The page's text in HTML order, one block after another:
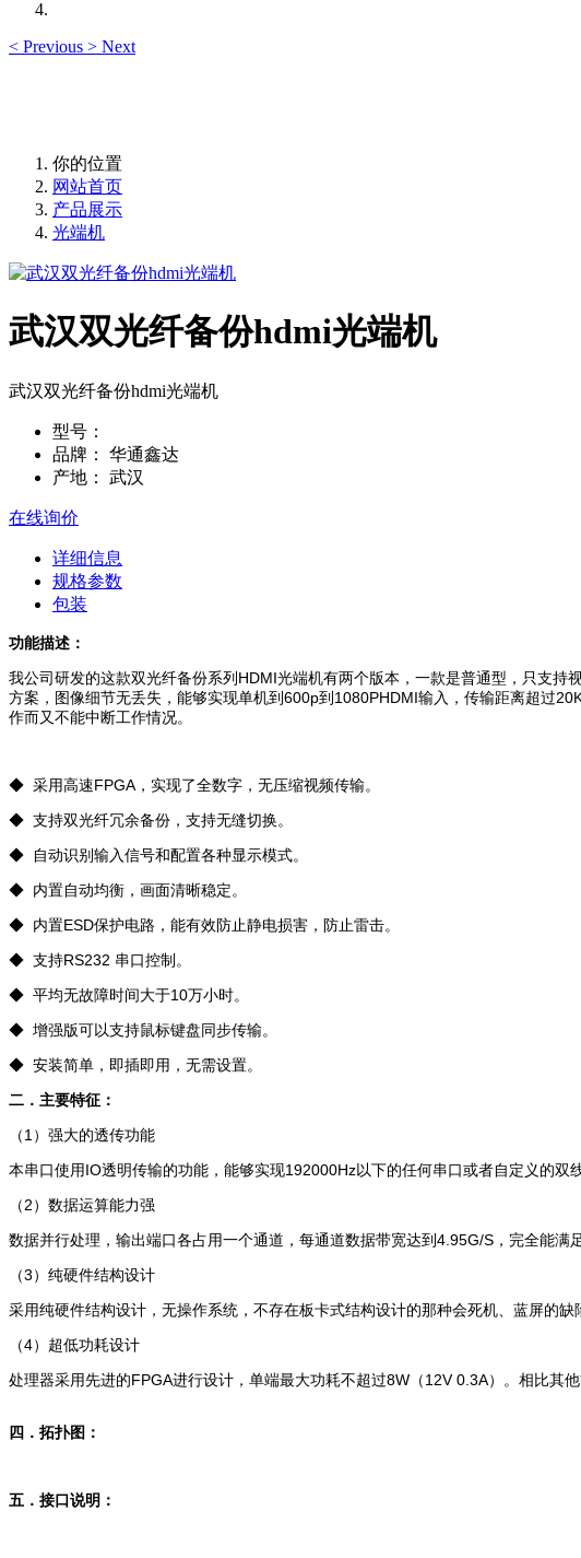
< Previous > Next
你的位置
网站首页
产品展示
光端机
武汉双光纤备份hdmi光端机
武汉双光纤备份hdmi光端机
型号：
品牌：
华通鑫达
产地：
武汉
在线询价
详细信息
规格参数
包装
功能描述：
我公司研发的这款双光纤备份系列HDMI光端机有两个版本，一款是普通型，只支
方案，图像细节无丢失，能够实现单机到600p到1080PHDMI输入，传输距离超过
作而又不能中断工作情况。
◆ 采用高速FPGA，实现了全数字，无压缩视频传输。
◆ 支持双光纤冗余备份，支持无缝切换。
◆ 自动识别输入信号和配置各种显示模式。
◆ 内置自动均衡，画面清晰稳定。
◆ 内置ESD保护电路，能有效防止静电损害，防止雷击。
◆ 支持RS232 串口控制。
◆ 平均无故障时间大于10万小时。
◆ 增强版可以支持鼠标键盘同步传输。
◆ 安装简单，即插即用，无需设置。
二．主要特征：
（1）强大的透传功能
本串口使用IO透明传输的功能，能够实现192000Hz以下的任何串口或者自定义的双
（2）数据运算能力强
数据并行处理，输出端口各占用一个通道，每通道数据带宽达到4.95G/S，完全能
（3）纯硬件结构设计
采用纯硬件结构设计，无操作系统，不存在板卡式结构设计的那种会死机、蓝屏的
（4）超低功耗设计
处理器采用先进的FPGA进行设计，单端最大功耗不超过8W（12V 0.3A）。相比其
四．拓扑图：
五．接口说明：